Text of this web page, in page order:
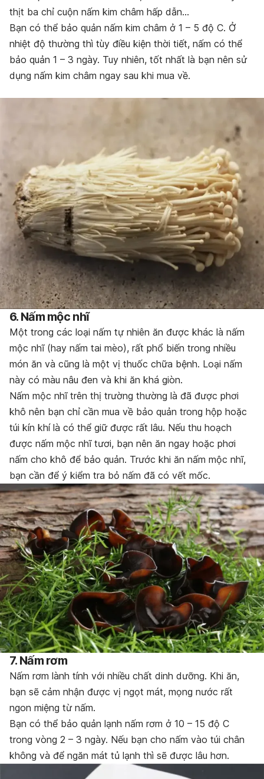
thịt ba chỉ cuộn nấm kim châm hấp dẫn…
Bạn có thể bảo quản nấm kim châm ở 1 – 5 độ C. Ở
nhiệt độ thường thì tùy điều kiện thời tiết, nấm có thể
bảo quản 1 – 3 ngày. Tuy nhiên, tốt nhất là bạn nên sử
dụng nấm kim châm ngay sau khi mua về.
6. Nấm mộc nhĩ
Một trong các loại nấm tự nhiên ăn được khác là nấm
mộc nhĩ (hay nấm tai mèo), rất phổ biến trong nhiều
món ăn và cũng là một vị thuốc chữa bệnh. Loại nấm
này có màu nâu đen và khi ăn khá giòn.
Nấm mộc nhĩ trên thị trường thường là đã được phơi
khô nên bạn chỉ cần mua về bảo quản trong hộp hoặc
túi kín khí là có thể giữ được rất lâu. Nếu thu hoạch
được nấm mộc nhĩ tươi, bạn nên ăn ngay hoặc phơi
nấm cho khô để bảo quản. Trước khi ăn nấm mộc nhĩ,
bạn cần để ý kiểm tra bỏ nấm đã có vết mốc.
7. Nấm rơm
Nấm rơm lành tính với nhiều chất dinh dưỡng. Khi ăn,
bạn sẽ cảm nhận được vị ngọt mát, mọng nước rất
ngon miệng từ nấm.
Bạn có thể bảo quản lạnh nấm rơm ở 10 – 15 độ C
trong vòng 2 – 3 ngày. Nếu bạn cho nấm vào túi chân
không và để ngăn mát tủ lạnh thì sẽ được lâu hơn.